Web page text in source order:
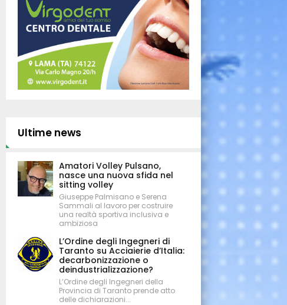
Ultime news
Amatori Volley Pulsano,
nasce una nuova sfida nel
sitting volley
Giuseppe Palmisano e Serena
Sammali al lavoro per costruire
una realtà sportiva inclusiva e
ambiziosa
L’Ordine degli Ingegneri di
Taranto su Acciaierie d’Italia:
decarbonizzazione o
deindustrializzazione?
L’Ordine degli Ingegneri della
Provincia di Taranto prende atto
delle dichiarazioni...